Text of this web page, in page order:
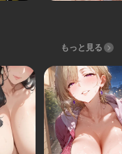
もっと見る